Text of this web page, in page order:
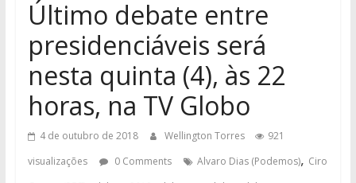
Último debate entre
presidenciáveis será
nesta quinta (4), às 22
horas, na TV Globo
4 de outubro de 2018 Wellington Torres
921
visualizações
0 Comments Alvaro Dias (Podemos), Ciro